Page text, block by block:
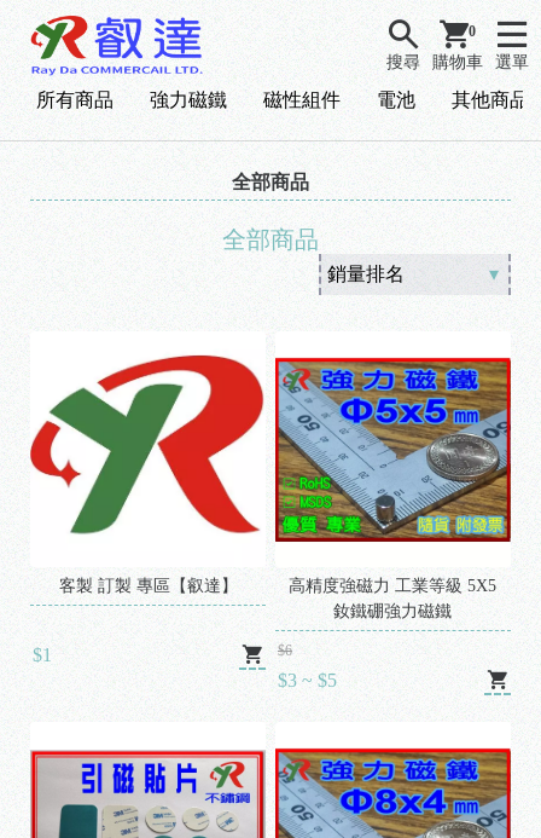
0
購物車
搜尋 選單
所有商品 強力磁鐵 磁性組件 電池 其他商品
全部商品
全部商品
客製 訂製 專區【叡達】
$1
高精度強磁力 工業等級 5X5
釹鐵硼強力磁鐵
$6
$3 ~ $5